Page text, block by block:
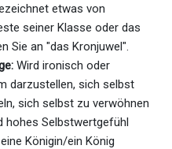
etwas von
seiner Klasse oder das
Sie an "das Kronjuwel".
Wird ironisch oder
darzustellen, sich selbst
sich selbst zu verwöhnen
hohes Selbstwertgefühl
Königin/ein König